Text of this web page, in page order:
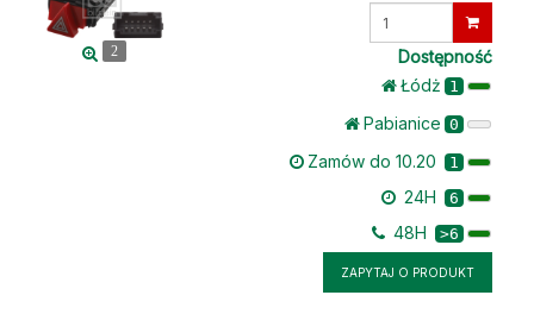
2
Wprowadź
ilość
Dostępność
Łódż 1
Pabianice 0
Zamów do 10.20 1
24H 6
48H >6
ZAPYTAJ O PRODUKT